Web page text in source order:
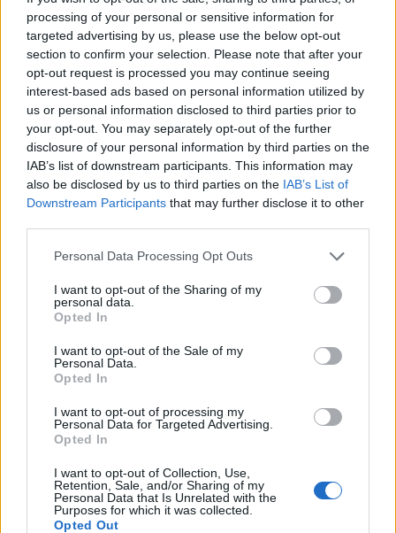
processing of your personal or sensitive information for
targeted advertising by us, please use the below opt-out
section to confirm your selection. Please note that after your
opt-out request is processed you may continue seeing
interest-based ads based on personal information utilized by
us or personal information disclosed to third parties prior to
your opt-out. You may separately opt-out of the further
disclosure of your personal information by third parties on the
IAB’s list of downstream participants. This information may
also be disclosed by us to third parties on the IAB’s List of
Downstream Participants that may further disclose it to other
Personal Data Processing Opt Outs
I want to opt-out of the Sharing of my
personal data.
Opted In
I want to opt-out of the Sale of my
Personal Data.
Opted In
I want to opt-out of processing my
Personal Data for Targeted Advertising.
Opted In
I want to opt-out of Collection, Use,
Retention, Sale, and/or Sharing of my
Personal Data that Is Unrelated with the
Purposes for which it was collected.
Opted Out
Τα Κέντρα Διημέρευσης και Ημερήσιας Φροντίδας για
Άτομα με Αναπηρία (ΚΔΗΦ ΑμεΑ) παρέχουν τις εξής
υπηρεσίες:
Φροντίδα: Ημερήσια φροντίδα, διαμονή και διατροφή
κατά τις ώρες λειτουργίας του κέντρου.
Ειδική Αγωγή: Εφαρμογή εξατομικευμένων
προγραμμάτων για την ανάπτυξη των γνωστικών,
κοινωνικών και κινητικών δεξιοτήτων των ωφελούμενων.
Ενίσχυση Αυτονομίας: Δράσεις που στοχεύουν στην
αύξηση της ανεξαρτησίας και της αυτονομίας των ατόμων.
Κοινωνικοποίηση: Δραστηριότητες που προάγουν την
κοινωνική ένταξη και την αλληλεπίδραση.
τις οικίες τους.
Εγγραφή και Αξιολόγηση: Συλλογή αιτήσεων και
αρχική αξιολόγηση αναγκών.
Καθημερινή Λειτουργία: Το ΚΔΗΦ λειτουργεί κατά
τις εργάσιμες ημέρες και ώρες, προσφέροντας
προγράμματα απασχόλησης, εκπαίδευσης και
ψυχαγωγίας.